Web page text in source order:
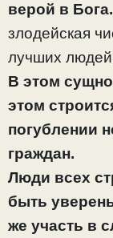
верой в Бога.
злодейская
лучших
В этом
этом
погублении
граждан.
Люди всех
быть
же участь в